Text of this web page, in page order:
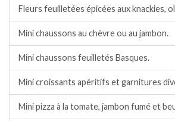
Fleurs feuilletées épicées aux knackies,
Mini chaussons au chèvre ou au jambon.
Mini chaussons feuilletés Basques.
Mini croissants apéritifs et garnitures
Mini pizza à la tomate, jambon fumé et